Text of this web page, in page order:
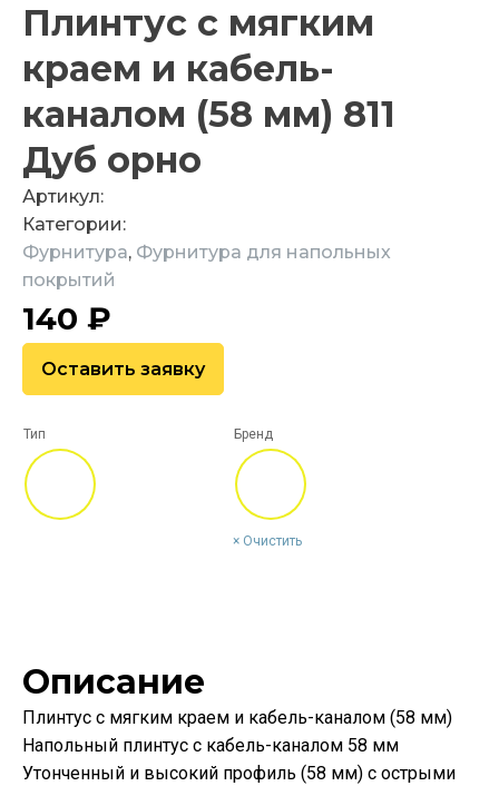
Плинтус с мягким
краем и кабель-
каналом (58 мм) 811
Дуб орно
Артикул:
Категории:
Фурнитура, Фурнитура для напольных
покрытий
140 ₽
Оставить заявку
Тип Бренд
Очистить
Описание
Плинтус с мягким краем и кабель-каналом (58 мм)
Напольный плинтус с кабель-каналом 58 мм
Утонченный и высокий профиль (58 мм) с острыми